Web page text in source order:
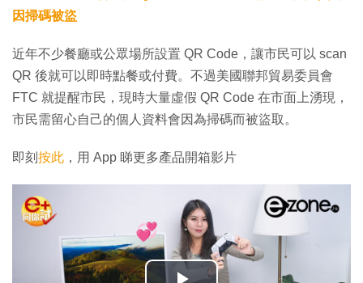
近年不少餐廳或公眾場所設置 QR Code，讓市民可以 scan
QR 後就可以即時點餐或付費。不過美國聯邦貿易委員會
FTC 就提醒市民，現時大量虛假 QR Code 在市面上湧現，
市民需留心自己的個人資料會因為掃碼而被盜取。
即刻 按此 ，用 App 睇更多產品開箱影片